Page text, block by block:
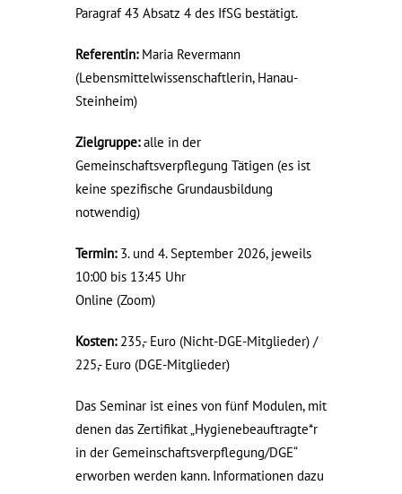
Paragraf 43 Absatz 4 des IfSG bestätigt.
Referentin:Maria Revermann
(Lebensmittelwissenschaftlerin, Hanau-
Steinheim)
Zielgruppe:alle in der
Gemeinschaftsverpflegung Tätigen (es ist
keine spezifische Grundausbildung
notwendig)
Termin:3. und 4. September 2026, jeweils
10:00 bis 13:45 Uhr
Online (Zoom)
Kosten:235,- Euro (Nicht-DGE-Mitglieder) /
225,- Euro (DGE-Mitglieder)
Das Seminar ist eines von fünf Modulen, mit
denen das Zertifikat „Hygienebeauftragte*r
in der Gemeinschaftsverpflegung/DGE“
erworben werden kann. Informationen dazu